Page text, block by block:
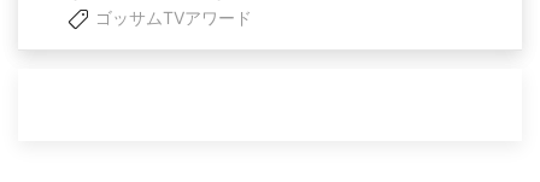
ゴッサムTVアワード